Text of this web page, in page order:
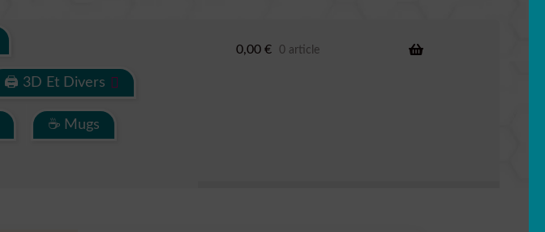
🖨 3D Et Divers
☕ Mugs
0,00 € 0 article